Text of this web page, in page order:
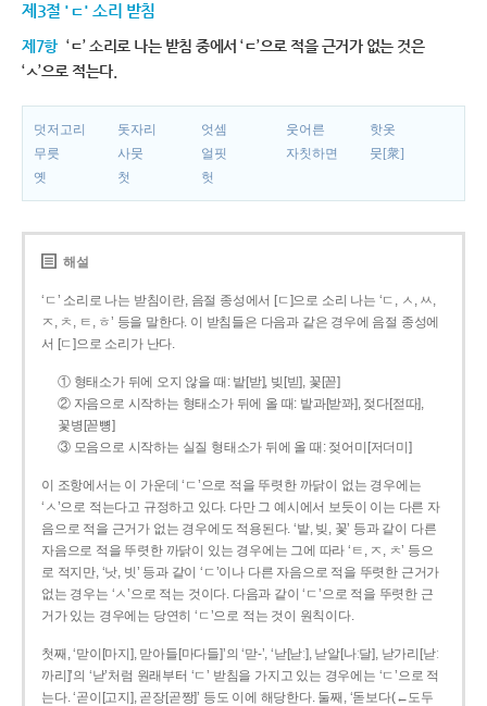
제3절 'ㄷ' 소리 받침
제7항 ‘ㄷ’ 소리로 나는 받침 중에서 ‘ㄷ’으로 적을 근거가 없는 것은
‘ㅅ’으로 적는다.
덧저고리 돗자리 엇셈 웃어른
핫옷
무릇
사뭇 얼핏 자칫하면
뭇[衆]
옛
첫 헛
해설
‘ㄷ’ 소리로 나는 받침이란, 음절 종성에서 [ㄷ]으로 소리 나는 ‘ㄷ, ㅅ, ㅆ,
ㅈ, ㅊ, ㅌ, ㅎ’ 등을 말한다. 이 받침들은 다음과 같은 경우에 음절 종성에
서 [ㄷ]으로 소리가 난다.
① 형태소가 뒤에 오지 않을 때: 밭[받], 빚[빋], 꽃[꼳]
② 자음으로 시작하는 형태소가 뒤에 올 때: 밭과[받꽈], 젖다[젇따],
꽃병[꼳뼝]
③ 모음으로 시작하는 실질 형태소가 뒤에 올 때: 젖어미[저더미]
이 조항에서는 이 가운데 ‘ㄷ’으로 적을 뚜렷한 까닭이 없는 경우에는
‘ㅅ’으로 적는다고 규정하고 있다. 다만 그 예시에서 보듯이 이는 다른 자
음으로 적을 근거가 없는 경우에도 적용된다. ‘밭, 빚, 꽃’ 등과 같이 다른
자음으로 적을 뚜렷한 까닭이 있는 경우에는 그에 따라 ‘ㅌ, ㅈ, ㅊ’ 등으
로 적지만, ‘낫, 빗’ 등과 같이 ‘ㄷ’이나 다른 자음으로 적을 뚜렷한 근거가
없는 경우는 ‘ㅅ’으로 적는 것이다. 다음과 같이 ‘ㄷ’으로 적을 뚜렷한 근
거가 있는 경우에는 당연히 ‘ㄷ’으로 적는 것이 원칙이다.
첫째, ‘맏이[마지], 맏아들[마다들]’의 ‘맏-’, ‘낟[낟ː], 낟알[나ː달], 낟가리[낟ː
까리]’의 ‘낟’처럼 원래부터 ‘ㄷ’ 받침을 가지고 있는 경우에는 ‘ㄷ’으로 적
는다. ‘곧이[고지], 곧장[곧짱]’ 등도 이에 해당한다. 둘째, ‘돋보다(←도두